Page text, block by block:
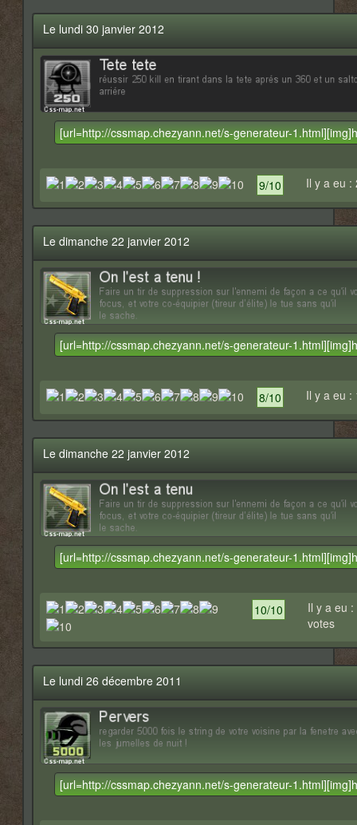
Le lundi 30 janvier 2012
9/10 Il y a eu :
Le dimanche 22 janvier 2012
8/10 Il y a eu :
Le dimanche 22 janvier 2012
10/10
Il y a eu :
votes
Le lundi 26 décembre 2011